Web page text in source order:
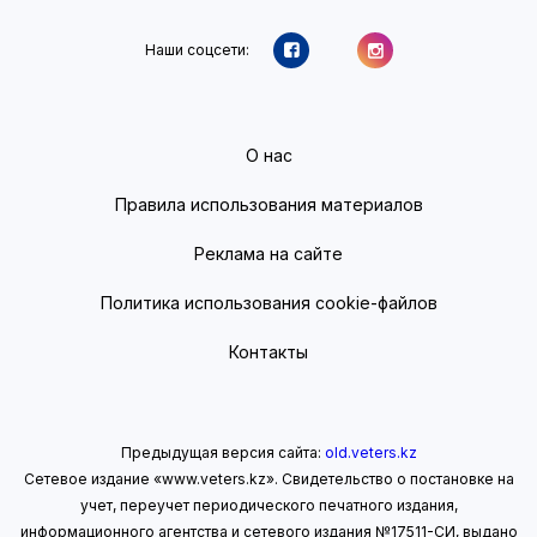
Наши соцсети:
О нас
Правила использования материалов
Реклама на сайте
Политика использования cookie-файлов
Контакты
Предыдущая версия сайта: old.veters.kz
Сетевое издание «www.veters.kz». Свидетельство о постановке на
учет, переучет периодического печатного издания,
информационного агентства и сетевого издания №17511-СИ, выдано